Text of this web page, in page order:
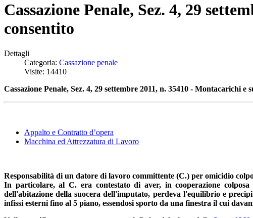
Cassazione Penale, Sez. 4, 29
consentito
Dettagli
Categoria: Cassazione penale
Visite: 14410
Cassazione Penale, Sez. 4, 29 settembre 2011, n. 35410 - Montacarichi e
Appalto e Contratto d’opera
Macchina ed Attrezzatura di Lavoro
Responsabilità di un datore di lavoro committente (C.) per omicidio
In particolare, al C. era contestato di aver, in cooperazione
dell'abitazione della suocera dell'imputato, perdeva l'equilibrio e
infissi esterni fino al 5 piano, essendosi sporto da una finestra il cui